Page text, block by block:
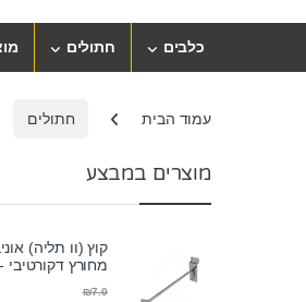
כלבים חתולים
עמוד הבית חתולים
מוצרים במבצע
קוץ (וו תליה)
מחורץ דקורטיבי - 35
₪7.0